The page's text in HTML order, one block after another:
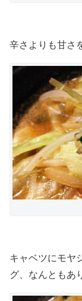
辛さよりも甘さ
キャベツにモヤ
グ、なんともあ